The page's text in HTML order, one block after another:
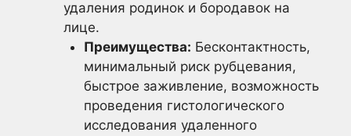
удаления родинок и бородавок на
лице.
Преимущества: Бесконтактность,
минимальный риск рубцевания,
быстрое заживление, возможность
проведения гистологического
исследования удаленного